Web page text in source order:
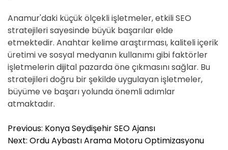
Anamur'daki küçük ölçekli işletmeler, etkili SEO
stratejileri sayesinde büyük başarılar elde
etmektedir. Anahtar kelime araştırması, kaliteli içerik
üretimi ve sosyal medyanın kullanımı gibi faktörler
işletmelerin dijital pazarda öne çıkmasını sağlar. Bu
stratejileri doğru bir şekilde uygulayan işletmeler,
büyüme ve başarı yolunda önemli adımlar
atmaktadır.
Y
a
Previous: Konya Seydişehir SEO Ajansı
Next: Ordu Aybastı Arama Motoru Optimizasyonu